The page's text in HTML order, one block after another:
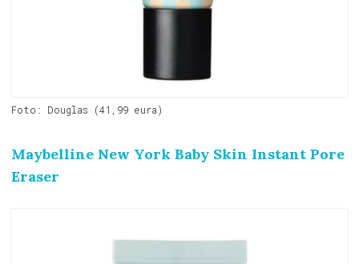
Foto: Douglas (41,99 eura)
Maybelline New York Baby Skin Instant Pore
Eraser